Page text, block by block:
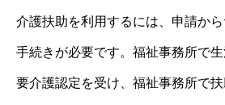
介護扶助を利用するには、申請か
手続きが必要です。福祉事務所で生
要介護認定を受け、福祉事務所で